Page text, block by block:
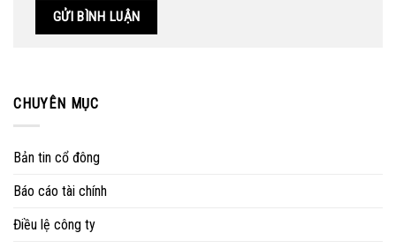
CHUYÊN MỤC
Bản tin cổ đông
Báo cáo tài chính
Điều lệ công ty